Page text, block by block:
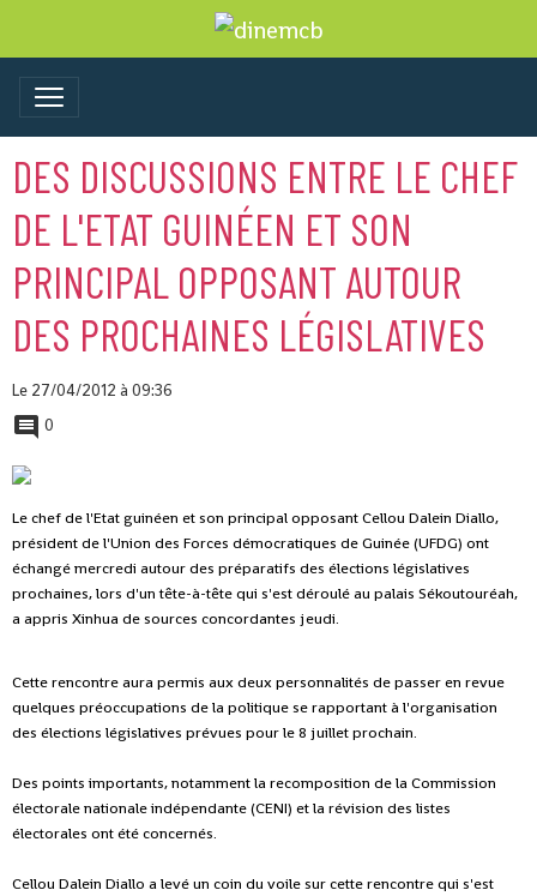
DES DISCUSSIONS ENTRE LE CHEF
DE L'ETAT GUINÉEN ET SON
PRINCIPAL OPPOSANT AUTOUR
DES PROCHAINES LÉGISLATIVES
Le 27/04/2012 à 09:36
0
Le chef de l'Etat guinéen et son principal opposant Cellou Dalein Diallo,
président de l'Union des Forces démocratiques de Guinée (UFDG) ont
échangé mercredi autour des préparatifs des élections législatives
prochaines, lors d'un tête-à-tête qui s'est déroulé au palais Sékoutouréah,
a appris Xinhua de sources concordantes jeudi.
Cette rencontre aura permis aux deux personnalités de passer en revue
quelques préoccupations de la politique se rapportant à l'organisation
des élections législatives prévues pour le 8 juillet prochain.
Des points importants, notamment la recomposition de la Commission
électorale nationale indépendante (CENI) et la révision des listes
électorales ont été concernés.
Cellou Dalein Diallo a levé un coin du voile sur cette rencontre qui s'est